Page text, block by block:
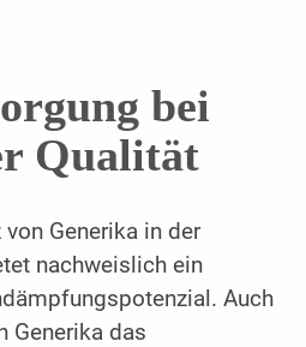
bei
Qualität
Generika in der
nachweislich ein
Auch
Generika das